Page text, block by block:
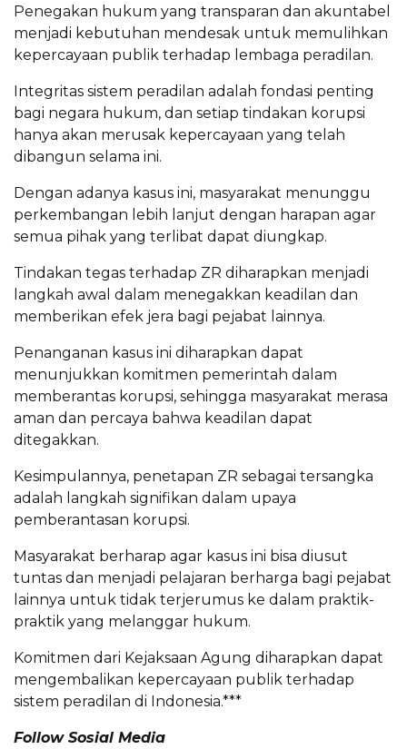
Penegakan hukum yang transparan dan akuntabel
menjadi kebutuhan mendesak untuk memulihkan
kepercayaan publik terhadap lembaga peradilan.
Integritas sistem peradilan adalah fondasi penting
bagi negara hukum, dan setiap tindakan korupsi
hanya akan merusak kepercayaan yang telah
dibangun selama ini.
Dengan adanya kasus ini, masyarakat menunggu
perkembangan lebih lanjut dengan harapan agar
semua pihak yang terlibat dapat diungkap.
Tindakan tegas terhadap ZR diharapkan menjadi
langkah awal dalam menegakkan keadilan dan
memberikan efek jera bagi pejabat lainnya.
Penanganan kasus ini diharapkan dapat
menunjukkan komitmen pemerintah dalam
memberantas korupsi, sehingga masyarakat merasa
aman dan percaya bahwa keadilan dapat
ditegakkan.
Kesimpulannya, penetapan ZR sebagai tersangka
adalah langkah signifikan dalam upaya
pemberantasan korupsi.
Masyarakat berharap agar kasus ini bisa diusut
tuntas dan menjadi pelajaran berharga bagi pejabat
lainnya untuk tidak terjerumus ke dalam praktik-
praktik yang melanggar hukum.
Komitmen dari Kejaksaan Agung diharapkan dapat
mengembalikan kepercayaan publik terhadap
sistem peradilan di Indonesia.***
Follow Sosial Media